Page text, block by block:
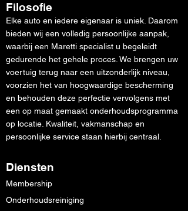
Filosofie
Elke auto en iedere eigenaar is uniek. Daarom
bieden wij een volledig persoonlijke aanpak,
waarbij een Maretti specialist u begeleidt
gedurende het gehele proces. We brengen uw
voertuig terug naar een uitzonderlijk niveau,
voorzien het van hoogwaardige bescherming
en behouden deze perfectie vervolgens met
een op maat gemaakt onderhoudsprogramma
op locatie. Kwaliteit, vakmanschap en
persoonlijke service staan hierbij centraal.
Diensten
Membership
Onderhoudsreiniging